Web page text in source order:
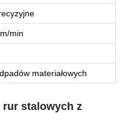
min
materiałowych
rur stalowych z